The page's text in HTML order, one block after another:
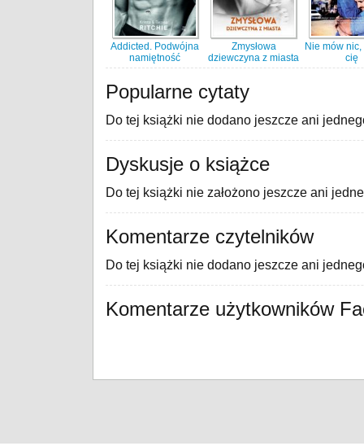
Addicted. Podwójna
namiętność
Zmysłowa
dziewczyna z miasta
Nie mów
cię
Popularne cytaty
Do tej książki nie dodano jeszcze ani
Dyskusje o książce
Do tej książki nie założono jeszcze ani
Komentarze czytelników
Do tej książki nie dodano jeszcze ani
Komentarze użytkowników